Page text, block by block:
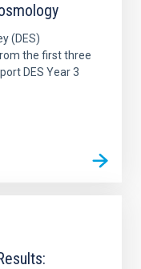
(DES)
the first three
DES Year 3